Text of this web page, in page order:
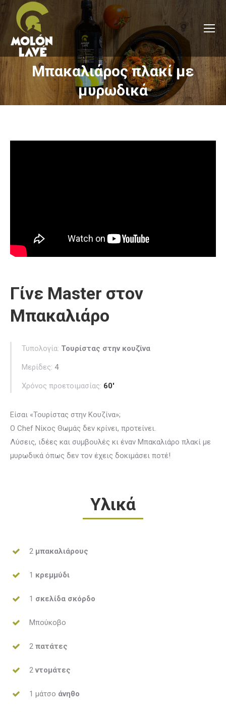
Μπακαλιάρος πλακί με
μυρωδικά
You are here:
Γίνε Master στον
Μπακαλιάρο
Τυπολογία: Τουρίστας στην κουζίνα
Μερίδες: 4
Χρόνος προετοιμασίας: 60′
Είσαι «Τουρίστας στην Κουζίνα»;
Ο Chef Νίκος Θωμάς δεν κρίνει, προτείνει.
Λύσεις, ιδέες και συμβουλές κι έναν Μπακαλιάρο πλακί με
μυρωδικά όπως δεν τον έχεις δοκιμάσει ποτέ!
Υλικά
2 μπακαλιάρους
1 κρεμμύδι
1 σκελίδα σκόρδο
Μπούκοβο
2 πατάτες
2 ντομάτες
1 μάτσο άνηθο